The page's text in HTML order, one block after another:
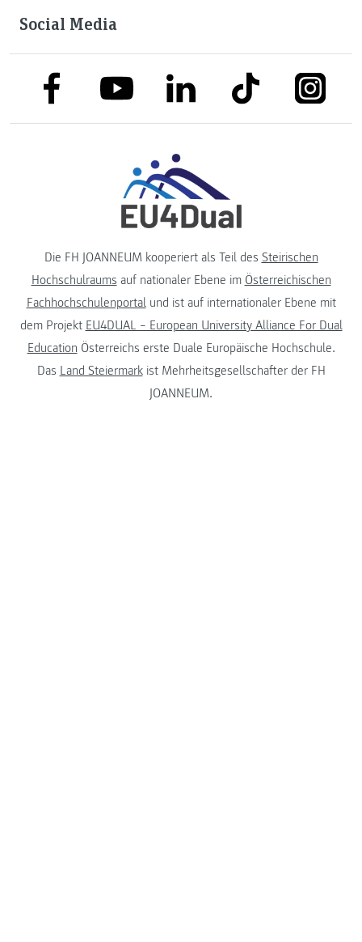
Social Media
link to facebooklink to youtubelink to linkedinlink to tiktok
Die FH JOANNEUM kooperiert als Teil des Steirischen
Hochschulraums auf nationaler Ebene im Österreichischen
Fachhochschulenportalund ist auf internationaler Ebene mit
dem Projekt EU4DUAL – European University Alliance For Dual
Education Österreichs erste Duale Europäische Hochschule.
Das Land Steiermarkist Mehrheitsgesellschafter der FH
JOANNEUM.